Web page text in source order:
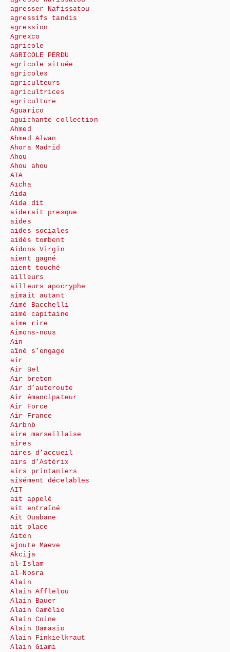
agresser Nafissatou
agressifs tandis
agression
Agrexco
agricole
AGRICOLE PERDU
agricole située
agricoles
agriculteurs
agricultrices
agriculture
Aguarico
aguichante collection
Ahmed
Ahmed Alwan
Ahora Madrid
Ahou
Ahou ahou
AIA
Aïcha
Aida
Aida dit
aiderait presque
aides
aides sociales
aidés tombent
Aidons Virgin
aient gagné
aient touché
ailleurs
ailleurs apocryphe
aimait autant
Aimé Bacchelli
aimé capitaine
aime rire
Aimons-nous
Ain
aîné s’engage
air
Air Bel
Air breton
Air d’autoroute
Air émancipateur
Air Force
Air France
Airbnb
aire marseillaise
aires
aires d’accueil
airs d’Astérix
airs printaniers
aisément décelables
AIT
ait appelé
ait entraîné
Ait Ouabane
ait place
Aiton
ajoute Maeve
Akcija
al-Islam
al-Nosra
Alain
Alain Afflelou
Alain Bauer
Alain Camélio
Alain Coine
Alain Damasio
Alain Finkielkraut
Alain Giami